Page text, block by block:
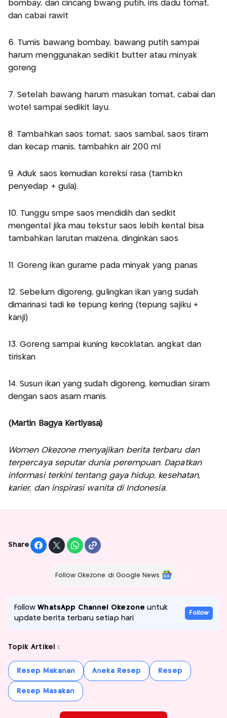
bombay, dan cincang bwang putih, iris dadu tomat,
dan cabai rawit
6. Tumis bawang bombay, bawang putih sampai
harum menggunakan sedikit butter atau minyak
goreng
7. Setelah bawang harum masukan tomat, cabai dan
wotel sampai sedikit layu.
8. Tambahkan saos tomat, saos sambal, saos tiram
dan kecap manis, tambahkn air 200 ml
9. Aduk saos kemudian koreksi rasa (tambkn
penyedap + gula).
10. Tunggu smpe saos mendidih dan sedkit
mengental jika mau tekstur saos lebih kental bisa
tambahkan larutan maizena, dinginkan saos
11. Goreng ikan gurame pada minyak yang panas
12. Sebelum digoreng, gulingkan ikan yang sudah
dimarinasi tadi ke tepung kering (tepung sajiku +
kanji)
13. Goreng sampai kuning kecoklatan, angkat dan
tiriskan
14. Susun ikan yang sudah digoreng, kemudian siram
dengan saos asam manis.
(Martin Bagya Kertiyasa)
Women Okezone menyajikan berita terbaru dan
terpercaya seputar dunia perempuan. Dapatkan
informasi terkini tentang gaya hidup, kesehatan,
karier, dan inspirasi wanita di Indonesia.
Share
Follow Okezone di Google News
FollowWhatsApp Channel Okezone untuk
update berita terbaru setiap hari
Follow
Topik Artikel :
Resep Makanan Aneka Resep Resep
Resep Masakan